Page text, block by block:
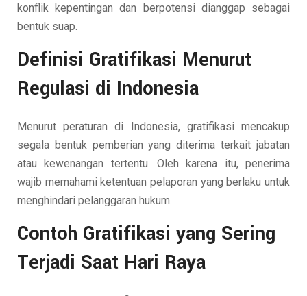
konflik kepentingan dan berpotensi dianggap sebagai
bentuk suap.
Definisi Gratifikasi Menurut
Regulasi di Indonesia
Menurut peraturan di Indonesia, gratifikasi mencakup
segala bentuk pemberian yang diterima terkait jabatan
atau kewenangan tertentu. Oleh karena itu, penerima
wajib memahami ketentuan pelaporan yang berlaku untuk
menghindari pelanggaran hukum.
Contoh Gratifikasi yang Sering
Terjadi Saat Hari Raya